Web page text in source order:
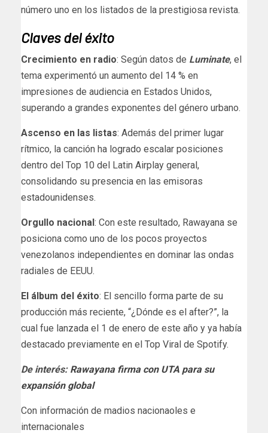
número uno en los listados de la prestigiosa revista.
Claves del éxito
Crecimiento en radio: Según datos de Luminate, el
tema experimentó un aumento del 14 % en
impresiones de audiencia en Estados Unidos,
superando a grandes exponentes del género urbano.
Ascenso en las listas: Además del primer lugar
rítmico, la canción ha logrado escalar posiciones
dentro del Top 10 del Latin Airplay general,
consolidando su presencia en las emisoras
estadounidenses.
Orgullo nacional: Con este resultado, Rawayana se
posiciona como uno de los pocos proyectos
venezolanos independientes en dominar las ondas
radiales de EEUU.
El álbum del éxito: El sencillo forma parte de su
producción más reciente, “¿Dónde es el after?”, la
cual fue lanzada el 1 de enero de este año y ya había
destacado previamente en el Top Viral de Spotify.
De interés: Rawayana firma con UTA para su
expansión global
Con información de madios nacionaoles e
internacionales